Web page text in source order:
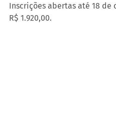
Inscrições abertas até 18
R$ 1.920,00.